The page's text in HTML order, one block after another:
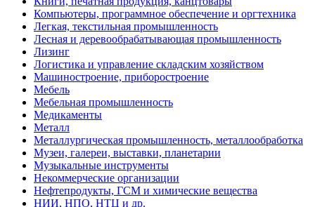
Компьютеры, программное обеспечение и оргтехника
Легкая, текстильная промышленность
Лесная и деревообрабатывающая промышленность
Лизинг
Логистика и управление складским хозяйством
Машиностроение, приборостроение
Мебель
Мебельная промышленность
Медикаменты
Металл
Металлургическая промышленность, металлообработка
Музеи, галереи, выставки, планетарии
Музыкальные инструменты
Некоммерческие организации
Нефтепродукты, ГСМ и химические вещества
НИИ, НПО, НТЦ и др.